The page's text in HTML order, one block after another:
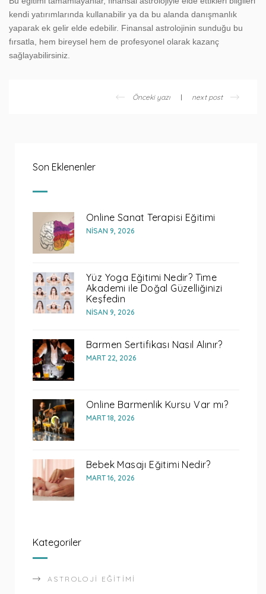
kendi yatırımlarında kullanabilir ya da bu alanda danışmanlık
yaparak ek gelir elde edebilir. Finansal astrolojinin sunduğu bu
fırsatla, hem bireysel hem de profesyonel olarak kazanç
sağlayabilirsiniz.
Önceki yazı next post
Son Eklenenler
Online Sanat Terapisi Eğitimi
NISAN 9, 2026
Yüz Yoga Eğitimi Nedir? Time
Akademi ile Doğal Güzelliğinizi
Keşfedin
NISAN 9, 2026
Barmen Sertifikası Nasıl Alınır?
MART 22, 2026
Online Barmenlik Kursu Var mı?
MART 18, 2026
Bebek Masajı Eğitimi Nedir?
MART 16, 2026
Kategoriler
ASTROLOJI EĞITIMI